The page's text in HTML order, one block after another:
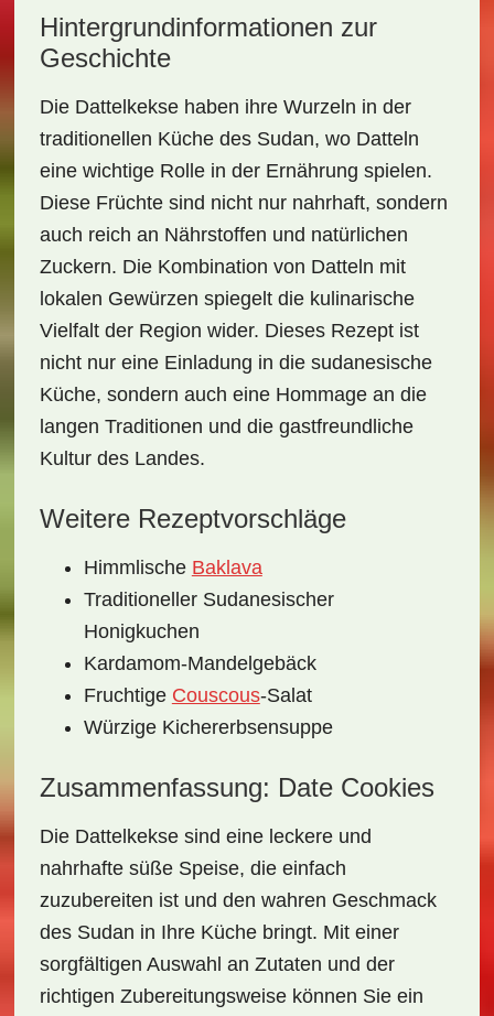
Hintergrundinformationen zur
Geschichte
Die Dattelkekse haben ihre Wurzeln in der
traditionellen Küche des Sudan, wo Datteln
eine wichtige Rolle in der Ernährung spielen.
Diese Früchte sind nicht nur nahrhaft, sondern
auch reich an Nährstoffen und natürlichen
Zuckern. Die Kombination von Datteln mit
lokalen Gewürzen spiegelt die kulinarische
Vielfalt der Region wider. Dieses Rezept ist
nicht nur eine Einladung in die sudanesische
Küche, sondern auch eine Hommage an die
langen Traditionen und die gastfreundliche
Kultur des Landes.
Weitere Rezeptvorschläge
Himmlische Baklava
Traditioneller Sudanesischer
Honigkuchen
Kardamom-Mandelgebäck
Fruchtige Couscous-Salat
Würzige Kichererbsensuppe
Zusammenfassung: Date Cookies
Die Dattelkekse sind eine leckere und
nahrhaftesüße Speise, die einfach
zuzubereiten ist und den wahren Geschmack
des Sudan in Ihre Küche bringt. Mit einer
sorgfältigen Auswahl an Zutaten und der
richtigen Zubereitungsweise können Sie ein